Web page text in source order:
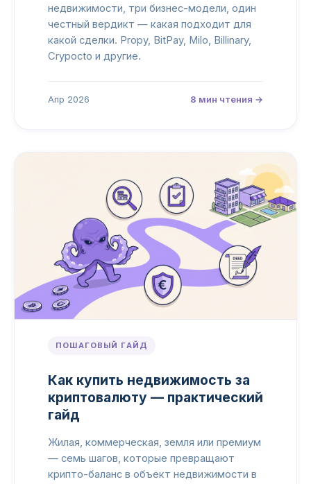
недвижимости, три бизнес-модели, один
честный вердикт — какая подходит для
какой сделки. Propy, BitPay, Milo, Billinary,
Crypocto и другие.
Апр 2026 8 мин чтения →
ПОШАГОВЫЙ ГАЙД
Как купить недвижимость за
криптовалюту — практический
гайд
Жилая, коммерческая, земля или премиум
— семь шагов, которые превращают
крипто-баланс в объект недвижимости в